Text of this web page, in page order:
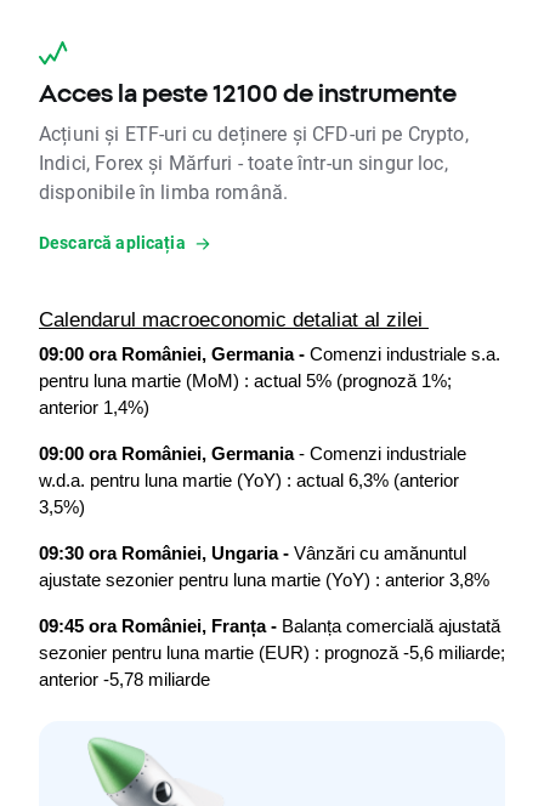
Acces la peste 12100 de instrumente
Acțiuni și ETF-uri cu deținere și CFD-uri pe Crypto,
Indici, Forex și Mărfuri - toate într-un singur loc,
disponibile în limba română.
Descarcă aplicația
Calendarul macroeconomic detaliat al zilei
09:00 ora României, Germania - Comenzi industriale s.a.
pentru luna martie (MoM) : actual 5% (prognoză 1%;
anterior 1,4%)
09:00 ora României, Germania - Comenzi industriale
w.d.a. pentru luna martie (YoY) : actual 6,3% (anterior
3,5%)
09:30 ora României, Ungaria - Vânzări cu amănuntul
ajustate sezonier pentru luna martie (YoY) : anterior 3,8%
09:45 ora României, Franța - Balanța comercială ajustată
sezonier pentru luna martie (EUR) : prognoză -5,6 miliarde;
anterior -5,78 miliarde